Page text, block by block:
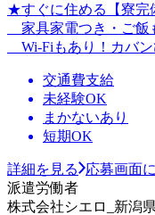
★すぐに住める【寮完
家具家電つき・ご飯
Wi-Fiもあり！カバン
交通費支給
未経験OK
まかないあり
短期OK
詳細を見る
応募画面
派遣労働者
株式会社シエロ_新潟